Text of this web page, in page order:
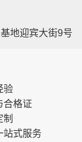
地迎宾大街9号
验
合格证
站式服务